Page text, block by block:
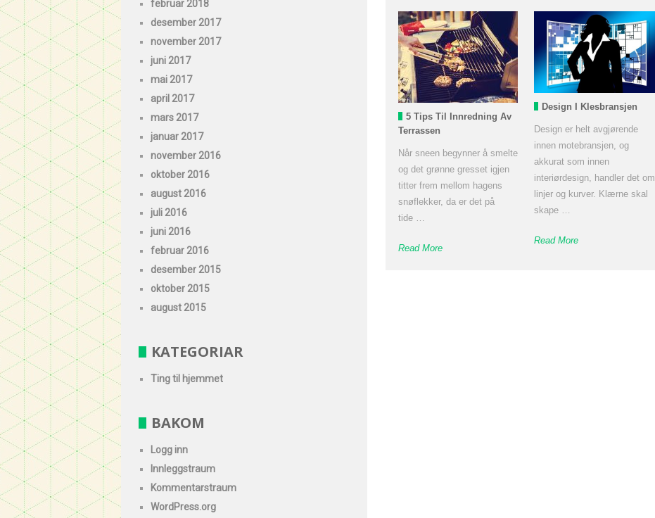
5 Tips Til Innredning Av
Terrassen
Når sneen begynner å smelte
og det grønne gresset igjen
titter frem mellom hagens
snøflekker, da er det på
tide …
Read More
Design I Klesbransjen
Design er helt avgjørende
innen motebransjen, og
akkurat som innen
interiørdesign, handler det om
linjer og kurver. Klærne skal
skape …
Read More
februar 2018
desember 2017
november 2017
juni 2017
mai 2017
april 2017
mars 2017
januar 2017
november 2016
oktober 2016
august 2016
juli 2016
juni 2016
februar 2016
desember 2015
oktober 2015
august 2015
KATEGORIAR
Ting til hjemmet
BAKOM
Logg inn
Innleggstraum
Kommentarstraum
WordPress.org